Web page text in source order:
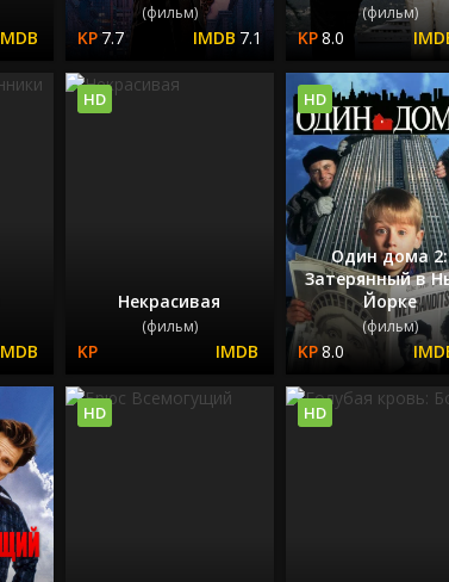
(фильм)
7.7 7.1
(фильм)
8.0
Некрасивая
(фильм)
HD
Один дома 2:
Затерянный в
Йорке
(фильм)
8.0
HD
HD HD